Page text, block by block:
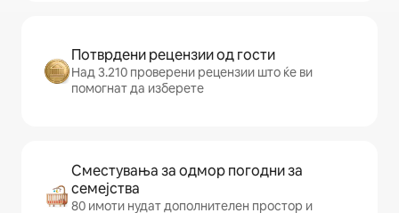
Потврдени рецензии од гости
Над 3.210 проверени рецензии што ќе ви
помогнат да изберете
Сместувања за одмор погодни за
семејства
80 имоти нудат дополнителен простор и